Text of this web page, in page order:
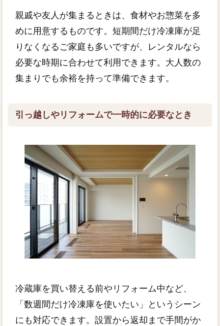
親戚や友人が集まるときは、食材やお惣菜を多
めに用意するものです。短期間だけ冷凍庫が足
りなくなるご家庭も多いですが、レンタルなら
必要な時期に合わせて利用できます。大人数の
集まりでも余裕を持って準備できます。
引っ越しやリフォームで一時的に必要なとき
冷蔵庫を買い替える前やリフォーム中など、
「数週間だけ冷凍庫を使いたい」というシーン
にも対応できます。設置から返却まで手間がか